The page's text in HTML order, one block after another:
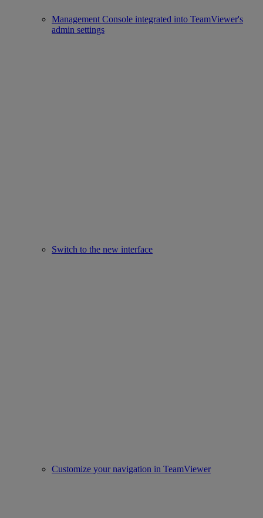
Management Console integrated into TeamViewer's
admin settings
Switch to the new interface
Customize your navigation in TeamViewer